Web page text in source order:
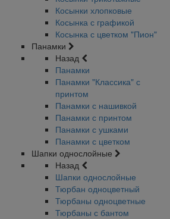
Косынки хлопковые
Косынка с графикой
Косынка с цветком "Пион"
Панамки
Назад
Панамки
Панамки "Классика" с
принтом
Панамки с нашивкой
Панамки с принтом
Панамки с ушками
Панамки с цветком
Шапки однослойные
Назад
Шапки однослойные
Тюрбан одноцветный
Тюрбаны одноцветные
Тюрбаны с бантом